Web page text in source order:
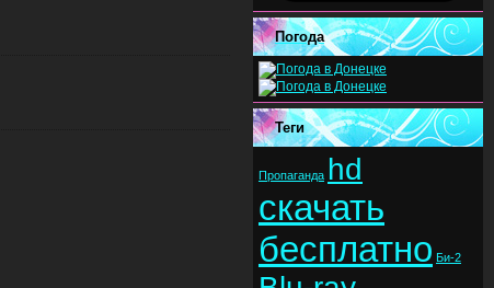
Погода
Теги
Пропаганда hd
скачать
бесплатно Би-2